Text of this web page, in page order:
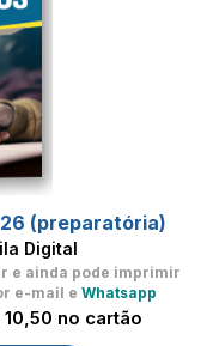
(preparatória)
Digital
e ainda pode imprimir
e-mail e Whatsapp
no cartão